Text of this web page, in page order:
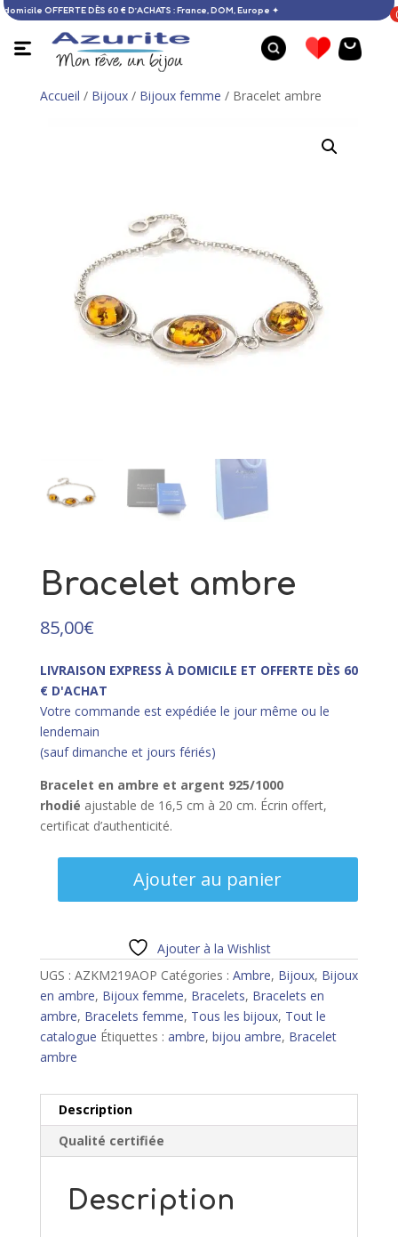
à domicile OFFERTE DÈS 60 € D’ACHATS : France, DOM, Europe ✦
Accueil / Bijoux/ Bijoux femme / Bracelet ambre
Bracelet ambre
85,00€
LIVRAISON EXPRESS À DOMICILE ET OFFERTE DÈS 60
€ D'ACHAT
Votre commande est expédiée le jour même ou le
lendemain
(sauf dimanche et jours fériés)
Bracelet en ambre et argent 925/1000
rhodié ajustable de 16,5 cm à 20 cm. Écrin offert,
certificat d’authenticité.
Ajouter au panier
Ajouter à la Wishlist
UGS : AZKM219AOP Catégories : Ambre, Bijoux, Bijoux
en ambre, Bijoux femme, Bracelets, Bracelets en
ambre, Bracelets femme, Tous les bijoux, Tout le
catalogue Étiquettes : ambre, bijou ambre, Bracelet
ambre
Description
Qualité certifiée
Description
page
produit